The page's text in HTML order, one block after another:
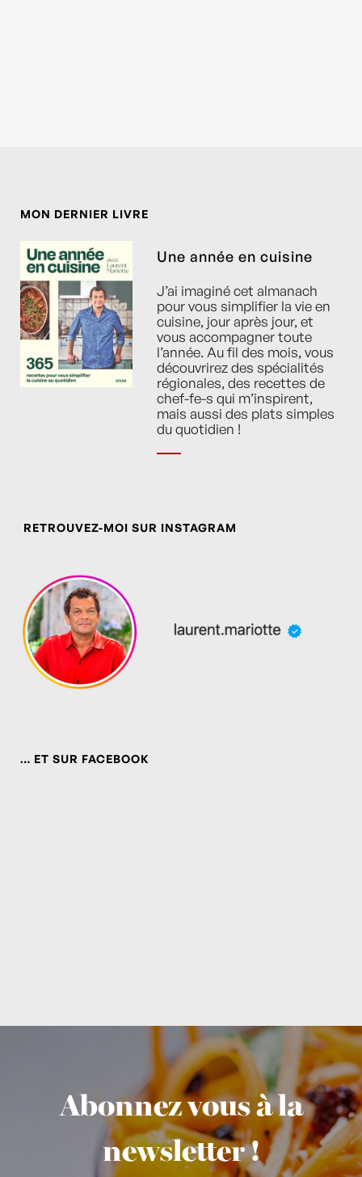
MON DERNIER LIVRE
Une année en cuisine
J’ai imaginé cet almanach
pour vous simplifier la vie en
cuisine, jour après jour, et
vous accompagner toute
l’année. Au fil des mois, vous
découvrirez des spécialités
régionales, des recettes de
chef-fe-s qui m’inspirent,
mais aussi des plats simples
du quotidien !
RETROUVEZ-MOI SUR INSTAGRAM
… ET SUR FACEBOOK
Abonnez vous à la
newsletter !